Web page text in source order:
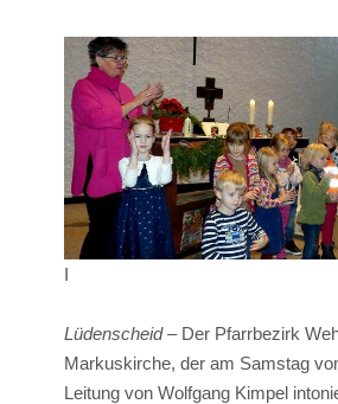
I
Lüdenscheid– Der Pfarrbezirk
Markuskirche, der am Samstag
Leitung von Wolfgang Kimpel